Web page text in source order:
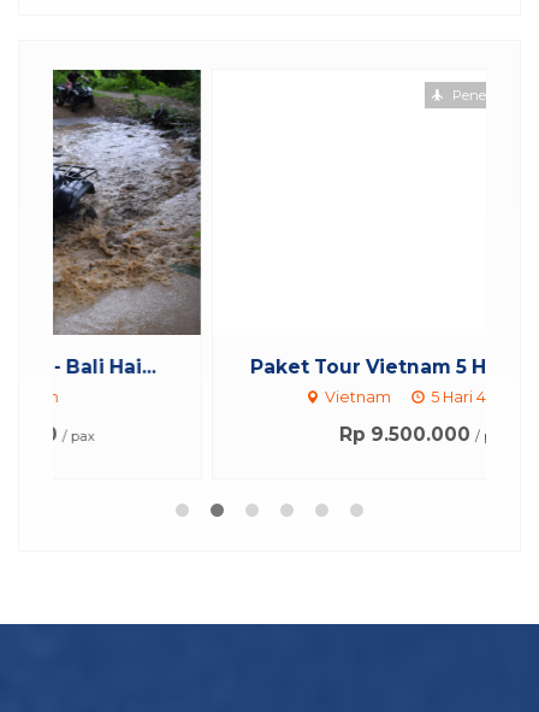
Paket Tour Vietnam 5 Hari 4 Mala...
5 Hari 4 Malam
/ pax
Hotel